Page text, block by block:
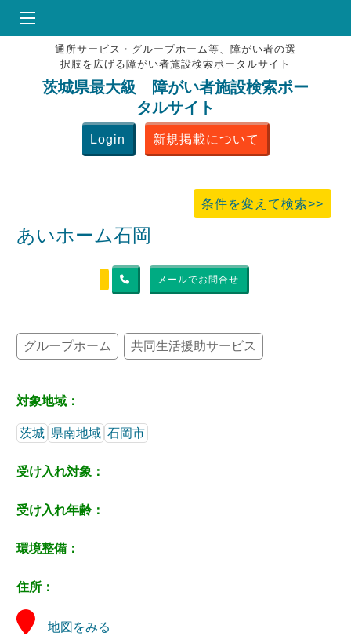
HOME
♥お気にりブックマーク
掲載会員MENU
よくある質問
通所サービス・グループホーム等、障がい者の選
択肢を広げる障がい者施設検索ポータルサイト
茨城県最大級 障がい者施設検索ポー
タルサイト
Login 新規掲載について
条件を変えて検索>>
あいホーム石岡
メールでお問合せ
グループホーム 共同生活援助サービス
対象地域：
茨城 県南地域 石岡市
受け入れ対象：
受け入れ年齢：
環境整備：
住所：
地図をみる